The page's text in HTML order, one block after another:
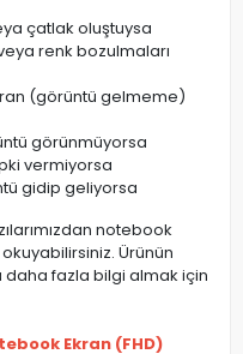
çatlak oluştuysa
renk bozulmaları
(görüntü gelmeme)
görünmüyorsa
vermiyorsa
gidip geliyorsa
notebook
Ürünün
daha fazla bilgi almak için
Ekran (FHD)